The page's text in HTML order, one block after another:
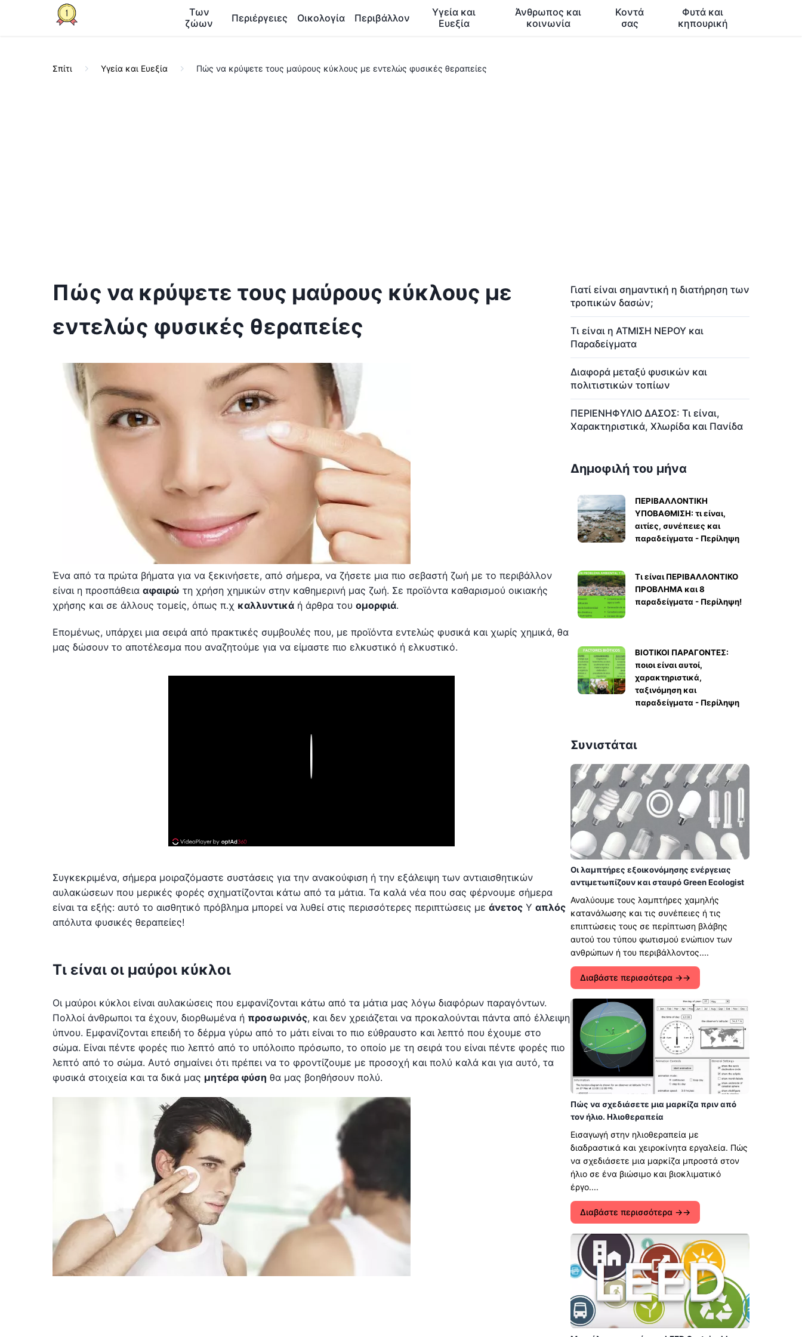
Των
ζώων
Περιέργειες Οικολογία Περιβάλλον
Υγεία και
Ευεξία
Άνθρωπος και
κοινωνία
Κοντά
σας
Φυτά και
κηπουρική
Σπίτι Υγεία και Ευεξία Πώς να κρύψετε τους μαύρους κύκλους με εντελώς φυσικές θεραπείες
Πώς να κρύψετε τους μαύρους κύκλους με
εντελώς φυσικές θεραπείες
Ένα από τα πρώτα βήματα για να ξεκινήσετε, από σήμερα, να ζήσετε μια πιο σεβαστή ζωή με το περιβάλλον
είναι η προσπάθεια αφαιρώ τη χρήση χημικών στην καθημερινή μας ζωή. Σε προϊόντα καθαρισμού οικιακής
χρήσης και σε άλλους τομείς, όπως π.χ καλλυντικά ή άρθρα του ομορφιά.
Επομένως, υπάρχει μια σειρά από πρακτικές συμβουλές που, με προϊόντα εντελώς φυσικά και χωρίς χημικά, θα
μας δώσουν το αποτέλεσμα που αναζητούμε για να είμαστε πιο ελκυστικό ή ελκυστικό.
Συγκεκριμένα, σήμερα μοιραζόμαστε συστάσεις για την ανακούφιση ή την εξάλειψη των αντιαισθητικών
αυλακώσεων που μερικές φορές σχηματίζονται κάτω από τα μάτια. Τα καλά νέα που σας φέρνουμε σήμερα
είναι τα εξής: αυτό το αισθητικό πρόβλημα μπορεί να λυθεί στις περισσότερες περιπτώσεις με άνετος Υ απλός
απόλυτα φυσικές θεραπείες!
Τι είναι οι μαύροι κύκλοι
Οι μαύροι κύκλοι είναι αυλακώσεις που εμφανίζονται κάτω από τα μάτια μας λόγω διαφόρων παραγόντων.
Πολλοί άνθρωποι τα έχουν, διορθωμένα ή προσωρινός, και δεν χρειάζεται να προκαλούνται πάντα από έλλειψη
ύπνου. Εμφανίζονται επειδή το δέρμα γύρω από το μάτι είναι το πιο εύθραυστο και λεπτό που έχουμε στο
σώμα. Είναι πέντε φορές πιο λεπτό από το υπόλοιπο πρόσωπο, το οποίο με τη σειρά του είναι πέντε φορές πιο
λεπτό από το σώμα. Αυτό σημαίνει ότι πρέπει να το φροντίζουμε με προσοχή και πολύ καλά και για αυτό, τα
φυσικά στοιχεία και τα δικά μας μητέρα φύση θα μας βοηθήσουν πολύ.
Γιατί είναι σημαντική η διατήρηση των
τροπικών δασών;
Τι είναι η ΑΤΜΙΣΗ ΝΕΡΟΥ και
Παραδείγματα
Διαφορά μεταξύ φυσικών και
πολιτιστικών τοπίων
ΠΕΡΙΕΝΗΦΥΛΙΟ ΔΑΣΟΣ: Τι είναι,
Χαρακτηριστικά, Χλωρίδα και Πανίδα
Δημοφιλή του μήνα
ΠΕΡΙΒΑΛΛΟΝΤΙΚΗ
ΥΠΟΒΑΘΜΙΣΗ: τι είναι,
αιτίες, συνέπειες και
παραδείγματα - Περίληψη
Τι είναι ΠΕΡΙΒΑΛΛΟΝΤΙΚΟ
ΠΡΟΒΛΗΜΑ και 8
παραδείγματα - Περίληψη!
ΒΙΟΤΙΚΟΙ ΠΑΡΑΓΟΝΤΕΣ:
ποιοι είναι αυτοί,
χαρακτηριστικά,
ταξινόμηση και
παραδείγματα - Περίληψη
Συνιστάται
Οι λαμπτήρες εξοικονόμησης ενέργειας
αντιμετωπίζουν και σταυρό Green Ecologist
Αναλύουμε τους λαμπτήρες χαμηλής
κατανάλωσης και τις συνέπειες ή τις
επιπτώσεις τους σε περίπτωση βλάβης
αυτού του τύπου φωτισμού ενώπιον των
ανθρώπων ή του περιβάλλοντος....
Διαβάστε περισσότερα →
Πώς να σχεδιάσετε μια μαρκίζα πριν από
τον ήλιο. Ηλιοθεραπεία
Εισαγωγή στην ηλιοθεραπεία με
διαδραστικά και χειροκίνητα εργαλεία. Πώς
να σχεδιάσετε μια μαρκίζα μπροστά στον
ήλιο σε ένα βιώσιμο και βιοκλιματικό
έργο....
Διαβάστε περισσότερα →